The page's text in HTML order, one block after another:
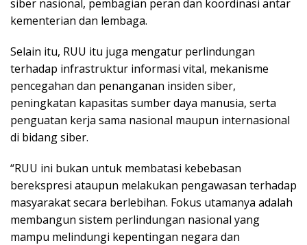
siber nasional, pembagian peran dan koordinasi antar
kementerian dan lembaga.
Selain itu, RUU itu juga mengatur perlindungan
terhadap infrastruktur informasi vital, mekanisme
pencegahan dan penanganan insiden siber,
peningkatan kapasitas sumber daya manusia, serta
penguatan kerja sama nasional maupun internasional
di bidang siber.
“RUU ini bukan untuk membatasi kebebasan
berekspresi ataupun melakukan pengawasan terhadap
masyarakat secara berlebihan. Fokus utamanya adalah
membangun sistem perlindungan nasional yang
mampu melindungi kepentingan negara dan